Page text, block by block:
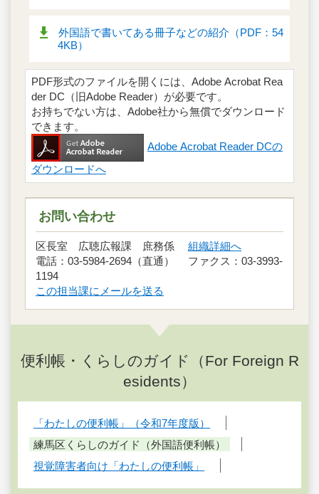
外国語で書いてある冊子などの紹介（PDF：54
4KB）
PDF形式のファイルを開くには、Adobe Acrobat Rea
der DC（旧Adobe Reader）が必要です。
お持ちでない方は、Adobe社から無償でダウンロード
できます。
Adobe Acrobat Reader DCの
ダウンロードへ
お問い合わせ
組織詳細へ
電話：03-5984-2694（直通） ファクス：03-3993-
1194
この担当課にメールを送る
便利帳・くらしのガイド（For Foreign R
esidents）
「わたしの便利帳」（令和7年度版）
練馬区くらしのガイド（外国語便利帳）
視覚障害者向け「わたしの便利帳」